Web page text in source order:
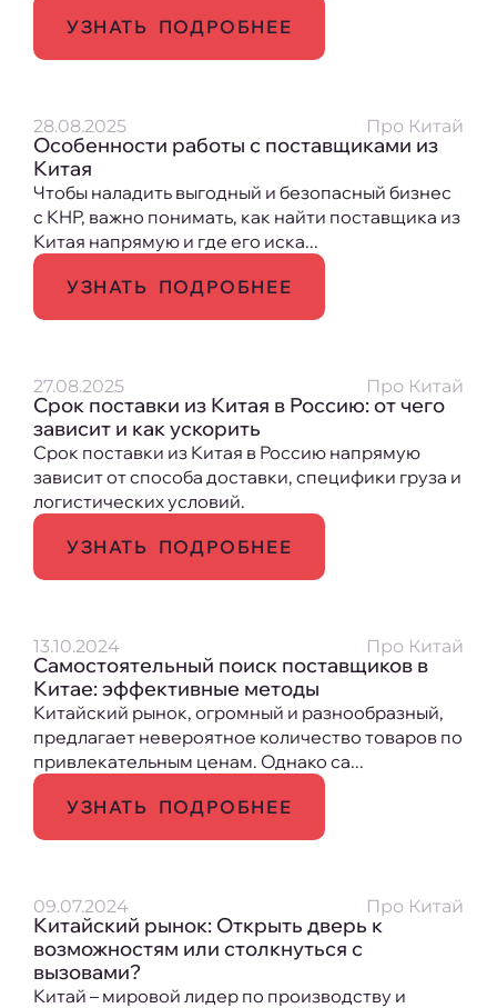
УЗНАТЬ ПОДРОБНЕЕ
28.08.2025 Про Китай
Особенности работы с поставщиками из
Китая
Чтобы наладить выгодный и безопасный бизнес
с КНР, важно понимать, как найти поставщика из
Китая напрямую и где его иска...
УЗНАТЬ ПОДРОБНЕЕ
27.08.2025 Про Китай
Срок поставки из Китая в Россию: от чего
зависит и как ускорить
Срок поставки из Китая в Россию напрямую
зависит от способа доставки, специфики груза и
логистических условий.
УЗНАТЬ ПОДРОБНЕЕ
13.10.2024 Про Китай
Самостоятельный поиск поставщиков в
Китае: эффективные методы
Китайский рынок, огромный и разнообразный,
предлагает невероятное количество товаров по
привлекательным ценам. Однако са...
УЗНАТЬ ПОДРОБНЕЕ
09.07.2024 Про Китай
Китайский рынок: Открыть дверь к
возможностям или столкнуться с
вызовами?
Китай – мировой лидер по производству и